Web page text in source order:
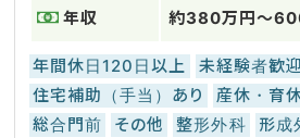
年収 約380万円～
年間休日120日以上 未経験者歓迎
住宅補助（手当）あり
産休・育
総合門前
その他 整形外科 形成